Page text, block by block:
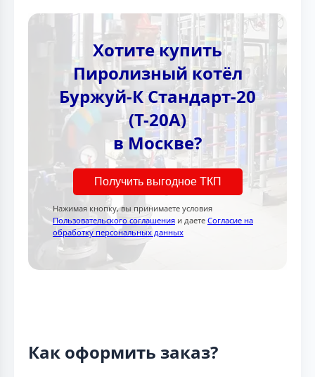
Хотите купить
Пиролизный котёл
Буржуй-К Стандарт-20
(Т-20А)
в Москве?
Получить выгодное ТКП
Нажимая кнопку, вы принимаете условия
Пользовательского соглашения и даете Согласие на
обработку персональных данных
Как оформить заказ?